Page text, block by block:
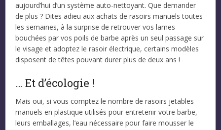
aujourd’hui d’un système auto-nettoyant. Que demander
de plus ? Dites adieu aux achats de rasoirs manuels toutes
les semaines, à la surprise de retrouver vos lames
bouchées par vos poils de barbe après un seul passage sur
le visage et adoptez le rasoir électrique, certains modèles
disposent de têtes pouvant durer plus de deux ans !
… Et d’écologie !
Mais oui, si vous comptez le nombre de rasoirs jetables
manuels en plastique utilisés pour entretenir votre barbe,
leurs emballages, l’eau nécessaire pour faire mousser le